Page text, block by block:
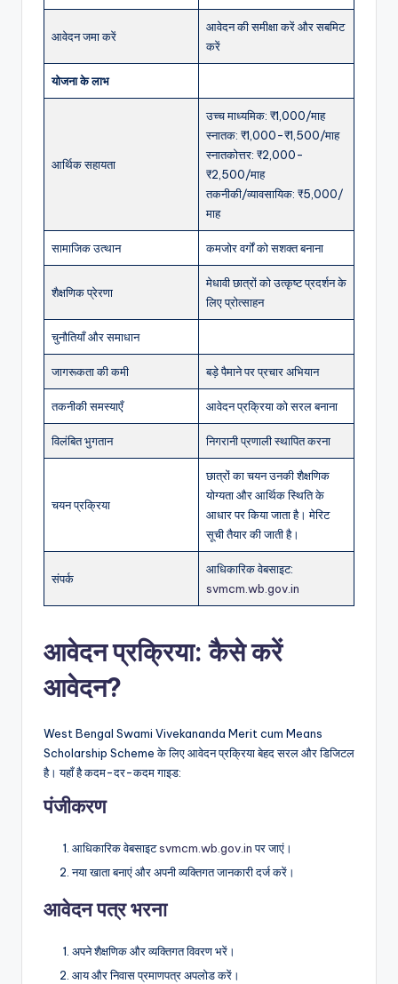
आवेदन जमा करें
आवेदन की समीक्षा करें और सबमिट
करें
योजना के लाभ
आर्थिक सहायता
उच्च माध्यमिक: ₹1,000/माह
स्नातक: ₹1,000-₹1,500/माह
स्नातकोत्तर: ₹2,000-
₹2,500/माह
तकनीकी/व्यावसायिक: ₹5,000/
माह
सामाजिक उत्थान कमजोर वर्गों को सशक्त बनाना
शैक्षणिक प्रेरणा
मेधावी छात्रों को उत्कृष्ट प्रदर्शन के
लिए प्रोत्साहन
चुनौतियाँ और समाधान
जागरूकता की कमी बड़े पैमाने पर प्रचार अभियान
तकनीकी समस्याएँ आवेदन प्रक्रिया को सरल बनाना
विलंबित भुगतान निगरानी प्रणाली स्थापित करना
चयन प्रक्रिया
छात्रों का चयन उनकी शैक्षणिक
योग्यता और आर्थिक स्थिति के
आधार पर किया जाता है। मेरिट
सूची तैयार की जाती है।
संपर्क
आधिकारिक वेबसाइट:
svmcm.wb.gov.in
आवेदन प्रक्रिया: कैसे करें
आवेदन?
West Bengal Swami Vivekananda Merit cum Means
Scholarship Scheme के लिए आवेदन प्रक्रिया बेहद सरल और डिजिटल
है। यहाँ है कदम-दर-कदम गाइड:
पंजीकरण
आधिकारिक वेबसाइटsvmcm.wb.gov.inपर जाएं।
नया खाता बनाएं और अपनी व्यक्तिगत जानकारी दर्ज करें।
आवेदन पत्र भरना
अपने शैक्षणिक और व्यक्तिगत विवरण भरें।
आय और निवास प्रमाणपत्र अपलोड करें।